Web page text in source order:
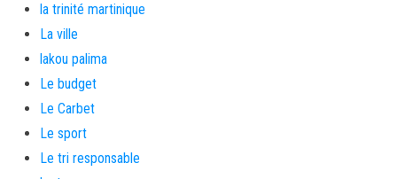
la trinité martinique
La ville
lakou palima
Le budget
Le Carbet
Le sport
Le tri responsable